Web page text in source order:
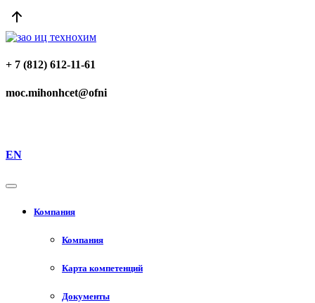
+ 7 (812) 612-11-61
moc.mihonhcet@ofni
EN
Компания
Компания
Карта компетенций
Документы